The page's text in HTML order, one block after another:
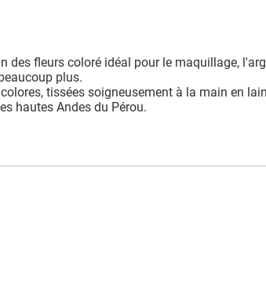
des fleurs coloré idéal pour le maquillage,
plus.
tissées soigneusement à la main en
hautes Andes du Pérou.